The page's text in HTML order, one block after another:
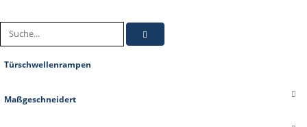
Türschwellenrampen
Maßgeschneidert